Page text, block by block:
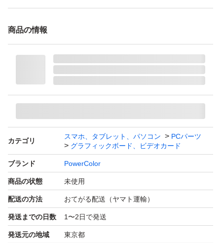
的なホワイトモデルでも銀色で妥協されがちなブラケット
ートに至るまで、全てが真っ白に統一されています。ホワ
ありません。
【基本スペック】
搭載GPU： AMD Radeon RX 9060 XT
VRAM： 16GB GDDR6 (128-bit)
映像出力： HDMI 2.1b ×1、DisplayPort 2.1a ×2
冷却ファン： 3連ファン（90mm×3）
補助電源： 8pin ×1
本体寸法： 310(L) × 100(W) × 40(H) mm (2スロット占有)
商品の情報
カテゴリ
スマホ、タブレット、パソコン
PCパーツ
グラフィックボード、ビデオカード
ブランド PowerColor
商品の状態 未使用
配送の方法 おてがる配送（ヤマト運輸）
発送までの日数 1〜2日で発送
発送元の地域 東京都